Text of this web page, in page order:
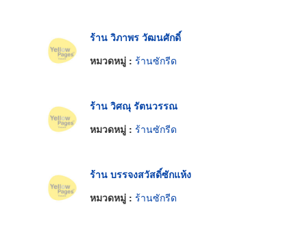
ร้าน วิภาพร วัฒนศักดิ์
หมวดหมู่ : ร้านซักรีด
ร้าน วิศณุ รัตนวรรณ
หมวดหมู่ : ร้านซักรีด
ร้าน บรรจงสวัสดิ์ซักแห้ง
หมวดหมู่ : ร้านซักรีด